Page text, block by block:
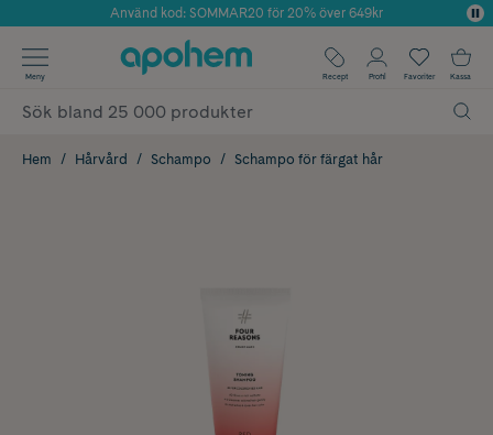
Årets Butik 2025 inom Skönhet
Använd kod: SOMMAR20 för 20% över 649kr
✓ Fri frakt
✓ Poäng på alla köp*
Meny Recept Profil Favoriter Kassa
Hem Hårvård Schampo Schampo för färgat hår